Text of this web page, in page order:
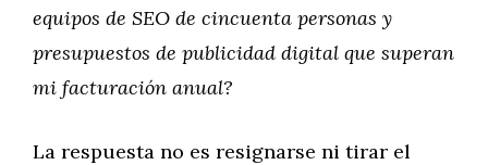
equipos de SEO de cincuenta personas y
presupuestos de publicidad digital que superan
mi facturación anual?
La respuesta no es resignarse ni tirar el